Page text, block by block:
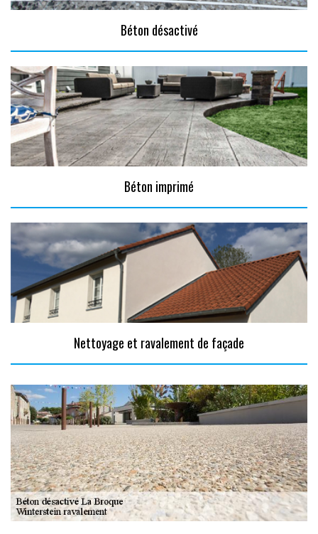
Béton désactivé
Béton imprimé
Nettoyage et ravalement de façade